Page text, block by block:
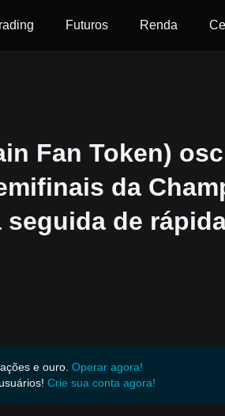
Futuros Renda
Fan Token)
da
de
e ouro. Operar agora!
Crie sua conta agora!